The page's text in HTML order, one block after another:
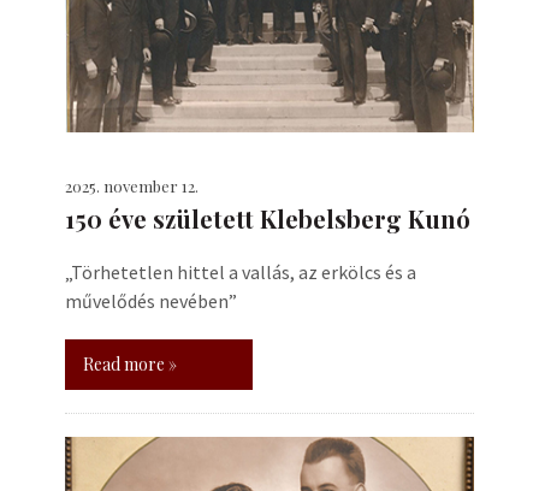
2025. november 12.
150 éve született Klebelsberg Kunó
„Törhetetlen hittel a vallás, az erkölcs és a
művelődés nevében”
Read more »